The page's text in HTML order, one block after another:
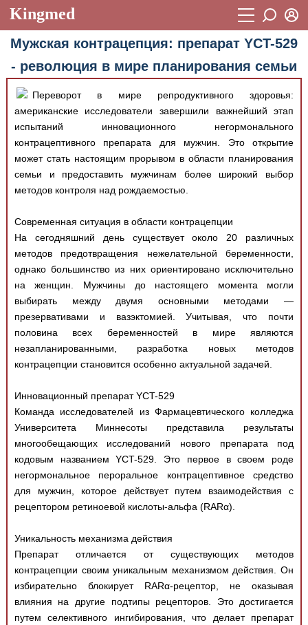
Kingmed
Учебный материал
Видеогалерея 899
Фотогалерея (1906)
Истории болезней 1268
Лекции и презентации 2474
Аккредитационные тесты
Научно-популярное
Статьи
Новости (244)
Медицинская стандартизация
Нормативы экстренной и неотложной помощи
Нормы лабораторных и инструментальных
Обратная связь
Добавить материал
Пароль
Восстановить пароль
Регистрация
Вход
Мужская контрацепция: препарат YCT-529
- революция в мире планирования семьи
Переворот в мире репродуктивного здоровья:
американские исследователи завершили важнейший этап
испытаний инновационного негормонального
контрацептивного препарата для мужчин. Это открытие
может стать настоящим прорывом в области планирования
семьи и предоставить мужчинам более широкий выбор
методов контроля над рождаемостью.
Современная ситуация в области контрацепции
На сегодняшний день существует около 20 различных
методов предотвращения нежелательной беременности,
однако большинство из них ориентировано исключительно
на женщин. Мужчины до настоящего момента могли
выбирать между двумя основными методами —
презервативами и вазэктомией. Учитывая, что почти
половина всех беременностей в мире являются
незапланированными, разработка новых методов
контрацепции становится особенно актуальной задачей.
Инновационный препарат YCT-529
Команда исследователей из Фармацевтического колледжа
Университета Миннесоты представила результаты
многообещающих исследований нового препарата под
кодовым названием YCT-529. Это первое в своем роде
негормональное пероральное контрацептивное средство
для мужчин, которое действует путем взаимодействия с
рецептором ретиноевой кислоты-альфа (RARα).
Уникальность механизма действия
Препарат отличается от существующих методов
контрацепции своим уникальным механизмом действия. Он
избирательно блокирует RARα-рецептор, не оказывая
влияния на другие подтипы рецепторов. Это достигается
путем селективного ингибирования, что делает препарат